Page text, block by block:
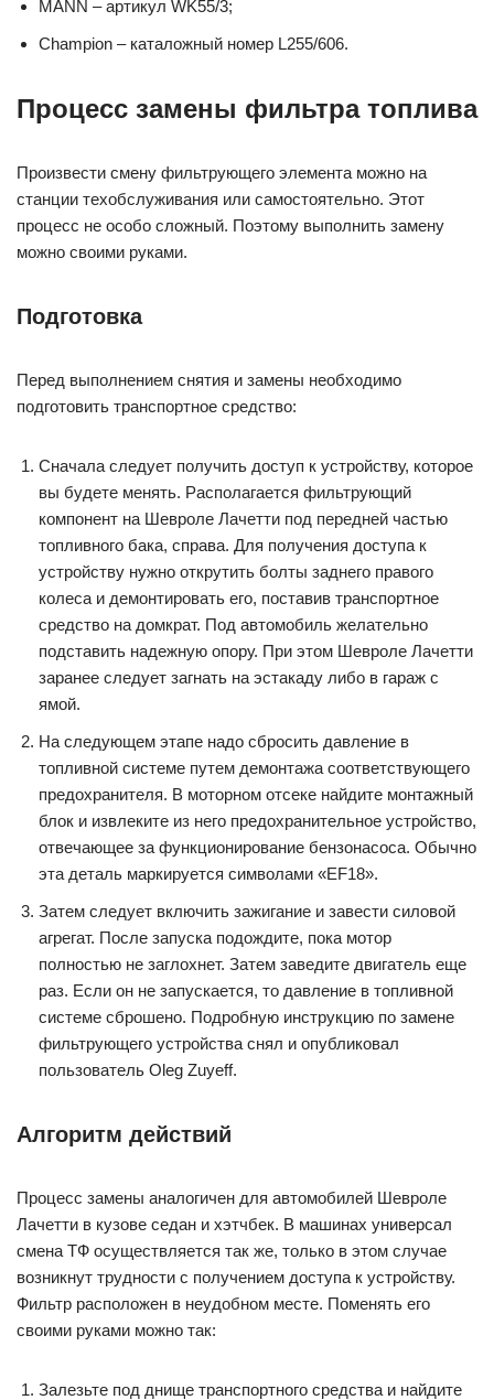
MANN – артикул WK55/3;
Champion – каталожный номер L255/606.
Процесс замены фильтра топлива
Произвести смену фильтрующего элемента можно на
станции техобслуживания или самостоятельно. Этот
процесс не особо сложный. Поэтому выполнить замену
можно своими руками.
Подготовка
Перед выполнением снятия и замены необходимо
подготовить транспортное средство:
Сначала следует получить доступ к устройству, которое
вы будете менять. Располагается фильтрующий
компонент на Шевроле Лачетти под передней частью
топливного бака, справа. Для получения доступа к
устройству нужно открутить болты заднего правого
колеса и демонтировать его, поставив транспортное
средство на домкрат. Под автомобиль желательно
подставить надежную опору. При этом Шевроле Лачетти
заранее следует загнать на эстакаду либо в гараж с
ямой.
На следующем этапе надо сбросить давление в
топливной системе путем демонтажа соответствующего
предохранителя. В моторном отсеке найдите монтажный
блок и извлеките из него предохранительное устройство,
отвечающее за функционирование бензонасоса. Обычно
эта деталь маркируется символами «EF18».
Затем следует включить зажигание и завести силовой
агрегат. После запуска подождите, пока мотор
полностью не заглохнет. Затем заведите двигатель еще
раз. Если он не запускается, то давление в топливной
системе сброшено. Подробную инструкцию по замене
фильтрующего устройства снял и опубликовал
пользователь Oleg Zuyeff.
Алгоритм действий
Процесс замены аналогичен для автомобилей Шевроле
Лачетти в кузове седан и хэтчбек. В машинах универсал
смена ТФ осуществляется так же, только в этом случае
возникнут трудности с получением доступа к устройству.
Фильтр расположен в неудобном месте. Поменять его
своими руками можно так:
Залезьте под днище транспортного средства и найдите